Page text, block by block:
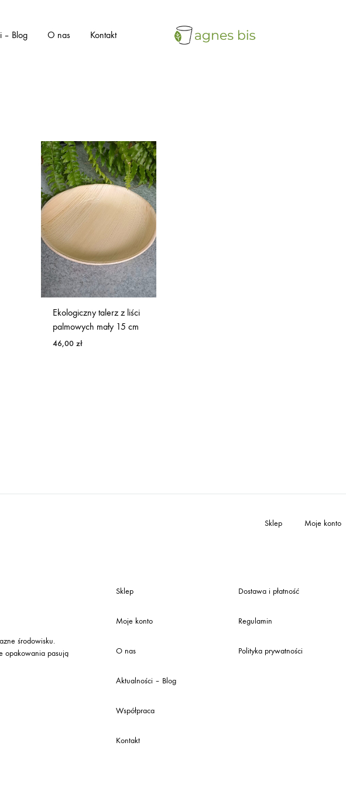
– Blog O nas Kontakt
Ekologiczny talerz z liści
palmowych mały 15 cm
46,00 zł
Sklep Moje konto
środowisku.
opakowania pasują
Sklep
Moje konto
O nas
Aktualności – Blog
Współpraca
Kontakt
Dostawa i płatność
Regulamin
Polityka prywatności